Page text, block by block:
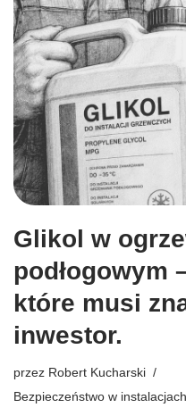
Glikol w
podłogowym
które musi
inwestor.
przez Robert Kucharski
Bezpieczeństwo w instalacjach